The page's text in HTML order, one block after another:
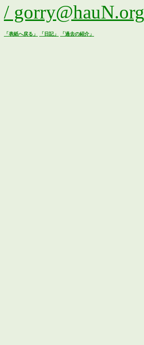
/ gorry@hauN.org
「表紙へ戻る」 「日記」 「過去の紹介」